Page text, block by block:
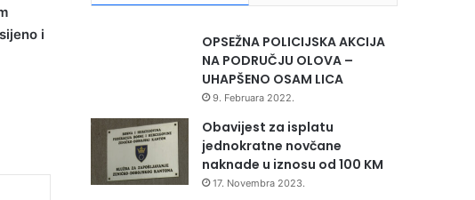
i
OPSEŽNA POLICIJSKA AKCIJA
NA PODRUČJU OLOVA –
UHAPŠENO OSAM LICA
9. Februara 2022.
Obavijest za isplatu
jednokratne novčane
naknade u iznosu od 100 KM
17. Novembra 2023.